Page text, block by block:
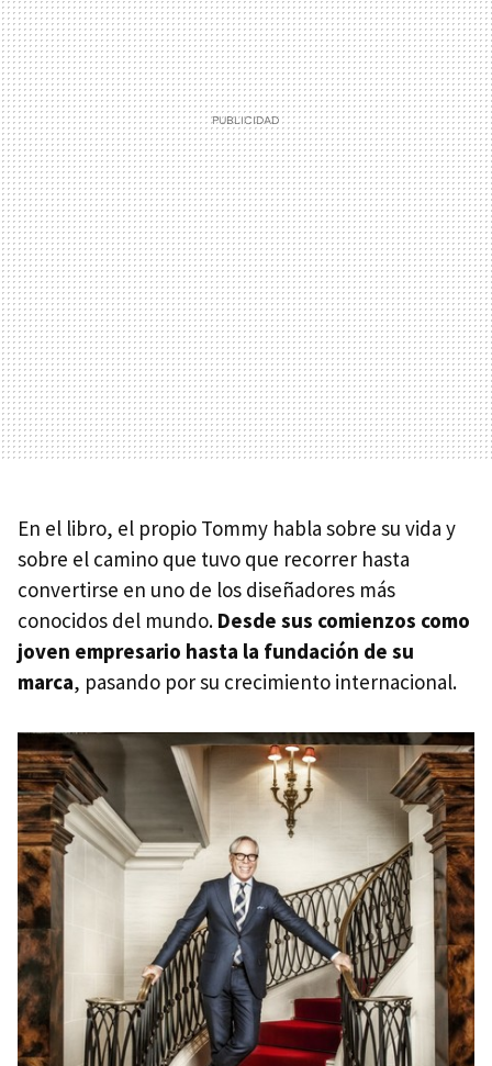
En el libro, el propio Tommy habla sobre su vida y
sobre el camino que tuvo que recorrer hasta
convertirse en uno de los diseñadores más
conocidos del mundo. Desde sus comienzos como
joven empresario hasta la fundación de su
marca, pasando por su crecimiento internacional.